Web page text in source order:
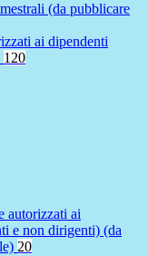
(da pubblicare
ai dipendenti
120
autorizzati ai
e non dirigenti) (da
20